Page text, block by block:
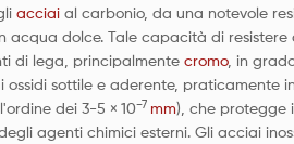
acciaial carbonio, da una notevole
acqua dolce. Tale capacità di resistere
di lega, principalmente cromo, in
ossidi sottile e aderente, praticamente
dei 3-5 × 10−7 mm), che protegge
agenti chimici esterni. Gli acciai